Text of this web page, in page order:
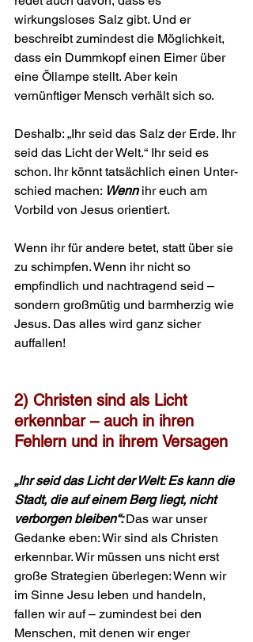
wirkungsloses Salz gibt. Und er
beschreibt zumindest die Möglichkeit,
dass ein Dummkopf einen Eimer über
eine Öllampe stellt. Aber kein
vernünftiger Mensch verhält sich so.
Deshalb: „Ihr seid das Salz der Erde. Ihr
seid das Licht der Welt.“ Ihr seid es
schon. Ihr könnt tatsächlich einen Unter­
schied machen: Wenn ihr euch am
Vorbild von Jesus orientiert.
Wenn ihr für andere betet, statt über sie
zu schimpfen. Wenn ihr nicht so
empfindlich und nachtragend seid –
sondern großmütig und barmherzig wie
Jesus. Das alles wird ganz sicher
auffallen!
2) Christen sind als Licht
erkennbar – auch in ihren
Fehlern und in ihrem Versagen
„Ihr seid das Licht der Welt: Es kann die
Stadt, die auf einem Berg liegt, nicht
verborgen bleiben“: Das war unser
Gedanke eben: Wir sind als Christen
erkennbar. Wir müssen uns nicht erst
große Strategien überlegen: Wenn wir
im Sinne Jesu leben und handeln,
fallen wir auf – zumin­dest bei den
Menschen, mit denen wir enger